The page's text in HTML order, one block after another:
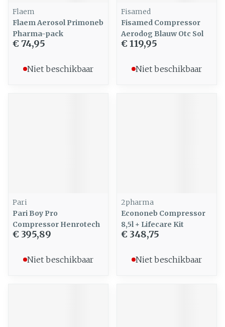
Flaem
Flaem Aerosol Primoneb
Pharma-pack
€ 74,95
Niet beschikbaar
Fisamed
Fisamed Compressor
Aerodog Blauw Otc Sol
€ 119,95
Niet beschikbaar
Pari
Pari Boy Pro
Compressor Henrotech
€ 395,89
Niet beschikbaar
2pharma
Econoneb Compressor
8,5l + Lifecare Kit
€ 348,75
Niet beschikbaar